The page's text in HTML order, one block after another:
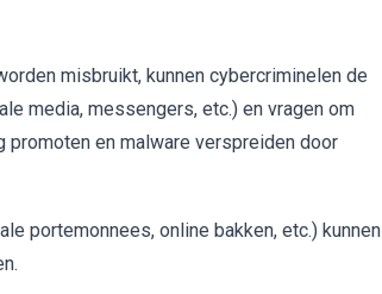
misbruikt, kunnen cybercriminelen de
media, messengers, etc.) en vragen om
en malware verspreiden door
portemonnees, online bakken, etc.) kunnen